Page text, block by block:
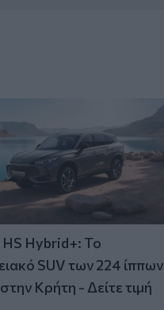
Hybrid+: Το
SUV των 224 ίππων
Κρήτη - Δείτε τιμή